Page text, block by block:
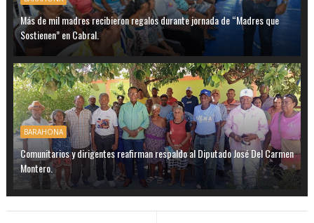
Más de mil madres recibieron regalos durante jornada de “Madres que
Sostienen” en Cabral.
BARAHONA
Comunitarios y dirigentes reafirman respaldo al Diputado José Del Carmen
Montero.